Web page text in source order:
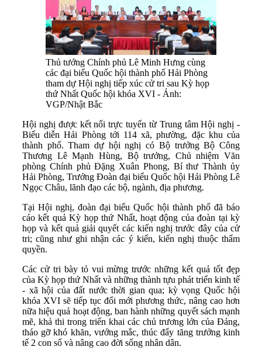
Thủ tướng Chính phủ Lê Minh Hưng cùng
các đại biểu Quốc hội thành phố Hải Phòng
tham dự Hội nghị tiếp xúc cử tri sau Kỳ họp
thứ Nhất Quốc hội khóa XVI - Ảnh:
VGP/Nhật Bắc
Hội nghị được kết nối trực tuyến từ Trung tâm Hội nghị -
Biểu diễn Hải Phòng tới 114 xã, phường, đặc khu của
thành phố. Tham dự hội nghị có Bộ trưởng Bộ Công
Thương Lê Mạnh Hùng, Bộ trưởng, Chủ nhiệm Văn
phòng Chính phủ Đặng Xuân Phong, Bí thư Thành ủy
Hải Phòng, Trưởng Đoàn đại biểu Quốc hội Hải Phòng Lê
Ngọc Châu, lãnh đạo các bộ, ngành, địa phương.
Tại Hội nghị, đoàn đại biểu Quốc hội thành phố đã báo
cáo kết quả Kỳ họp thứ Nhất, hoạt động của đoàn tại kỳ
họp và kết quả giải quyết các kiến nghị trước đây của cử
tri; cũng như ghi nhận các ý kiến, kiến nghị thuộc thẩm
quyền.
Các cử tri bày tỏ vui mừng trước những kết quả tốt đẹp
của Kỳ họp thứ Nhất và những thành tựu phát triển kinh tế
- xã hội của đất nước thời gian qua; kỳ vọng Quốc hội
khóa XVI sẽ tiếp tục đổi mới phương thức, nâng cao hơn
nữa hiệu quả hoạt động, ban hành những quyết sách mạnh
mẽ, khả thi trong triển khai các chủ trương lớn của Đảng,
tháo gỡ khó khăn, vướng mắc, thúc đẩy tăng trưởng kinh
tế 2 con số và nâng cao đời sống nhân dân.